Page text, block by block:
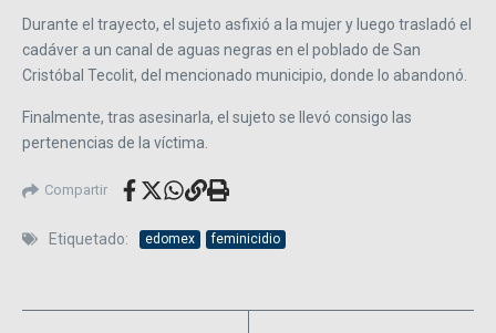
Durante el trayecto, el sujeto asfixió a la mujer y luego trasladó el
cadáver a un canal de aguas negras en el poblado de San
Cristóbal Tecolit, del mencionado municipio, donde lo abandonó.
Finalmente, tras asesinarla, el sujeto se llevó consigo las
pertenencias de la víctima.
Compartir
Etiquetado: edomex feminicidio